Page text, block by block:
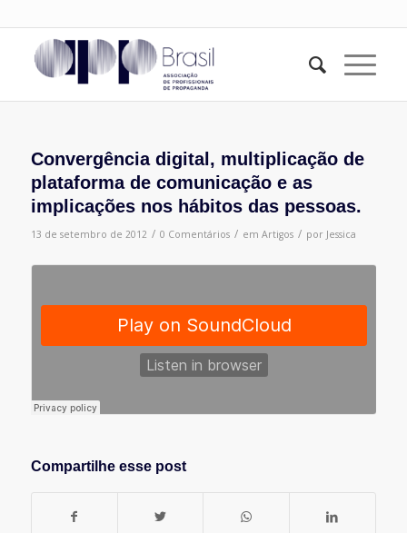
Convergência digital, multiplicação de
plataforma de comunicação e as
implicações nos hábitos das pessoas.
13 de setembro de 2012 / 0 Comentários / em Artigos / por Jessica
Compartilhe esse post